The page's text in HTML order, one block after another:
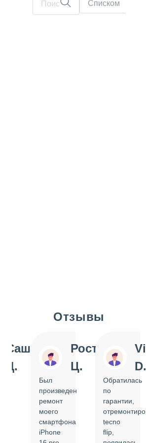
Списком
Отзывы
Саша
Д.
Ростислав
Ц.
Был
произведен
ремонт
моего
смартфона
iPhone
Vi
D.
Обратилась
по
гарантии,
tecno
flip,